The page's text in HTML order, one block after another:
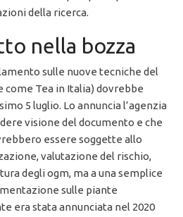
della ricerca.
nella bozza
sulle nuove tecniche del
come Tea in Italia) dovrebbe
5 luglio. Lo annuncia l’agenzia
visione del documento e che
essere soggette allo
valutazione del rischio,
degli ogm, ma a una semplice
sulle piante
era stata annunciata nel 2020